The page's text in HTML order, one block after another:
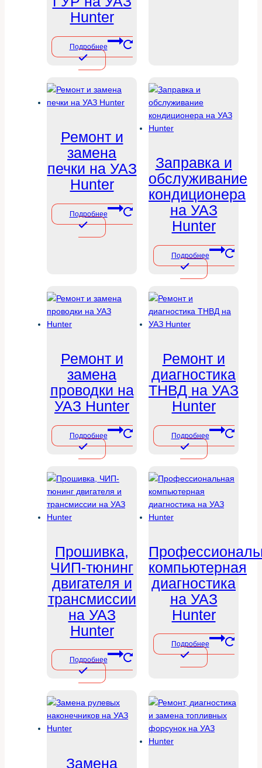
Hunter
Подробнее
Ремонт и
замена
печки на УАЗ
Hunter
Подробнее
Заправка и
обслуживание
кондиционера
на УАЗ
Hunter
Подробнее
Ремонт и
замена
проводки на
УАЗ Hunter
Подробнее
Ремонт и
диагностика
ТНВД на УАЗ
Hunter
Подробнее
Прошивка,
ЧИП-тюнинг
двигателя и
трансмиссии
на УАЗ
Hunter
Подробнее
компьютерная
диагностика
на УАЗ
Hunter
Подробнее
Замена